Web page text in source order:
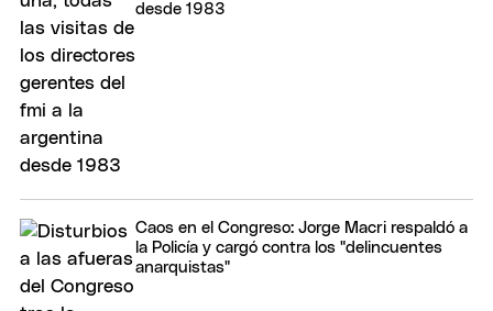
desde 1983
Caos en el Congreso: Jorge Macri respaldó a
la Policía y cargó contra los "delincuentes
anarquistas"